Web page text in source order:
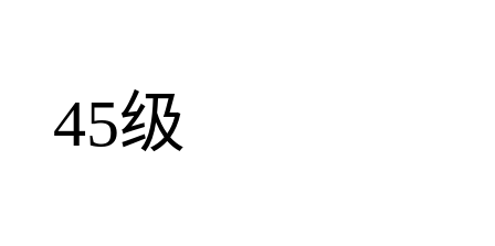
45级